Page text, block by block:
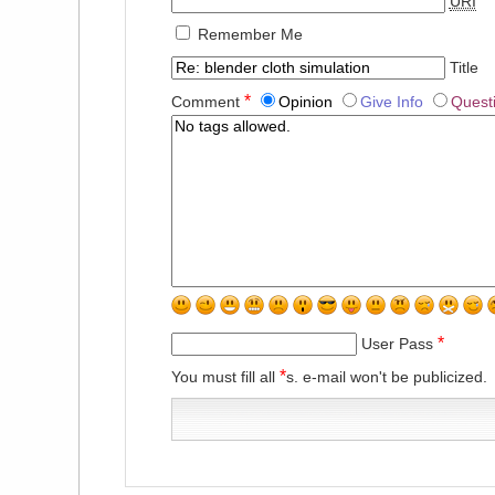
Remember Me
Title
Comment * Opinion Give Info
User Pass *
You must fill all *s. e-mail won't be publicized.